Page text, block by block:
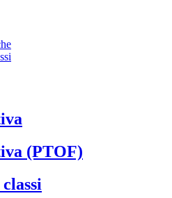
(PTOF)